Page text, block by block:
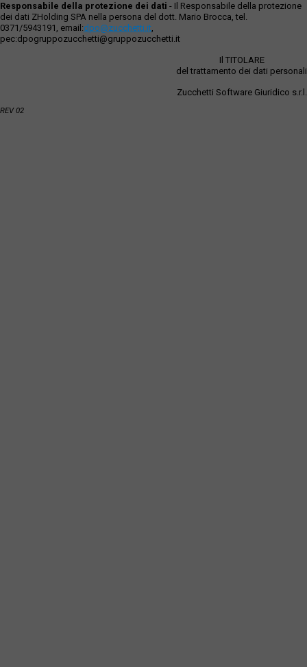
Responsabile della protezione dei dati - Il Responsabile della protezione
dei dati ZHolding SPA nella persona del dott. Mario Brocca, tel.
0371/5943191, email:dpo@zucchetti.it,
pec:dpogruppozucchetti@gruppozucchetti.it
Il TITOLARE
del trattamento dei dati personali
Zucchetti Software Giuridico s.r.l.
REV 02